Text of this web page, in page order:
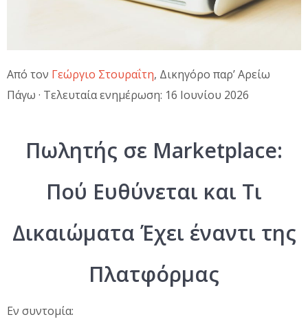
Από τον Γεώργιο Στουραΐτη, Δικηγόρο παρ’ Αρείω
Πάγω · Τελευταία ενημέρωση: 16 Ιουνίου 2026
Πωλητής σε Marketplace:
Πού Ευθύνεται και Τι
Δικαιώματα Έχει έναντι της
Πλατφόρμας
Εν συντομία: